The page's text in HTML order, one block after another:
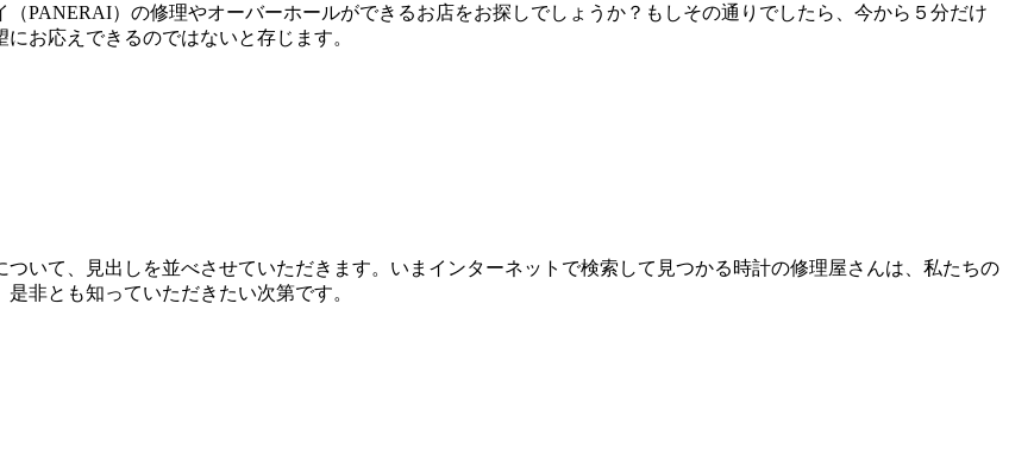
PANERAI）の修理やオーバーホールができるお店をお探しでしょうか？もしその通りでしたら、今から５分だけ
お応えできるのではないと存じます。
いて、見出しを並べさせていただきます。いまインターネットで検索して見つかる時計の修理屋さんは、私たちの
非とも知っていただきたい次第です。